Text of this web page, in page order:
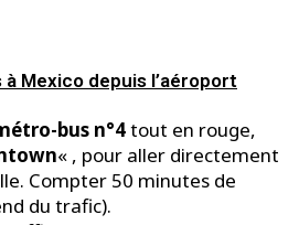
Mexico depuis l’aéroport
bus n°4tout en rouge,
« , pour aller directement
Compter 50 minutes de
du trafic).